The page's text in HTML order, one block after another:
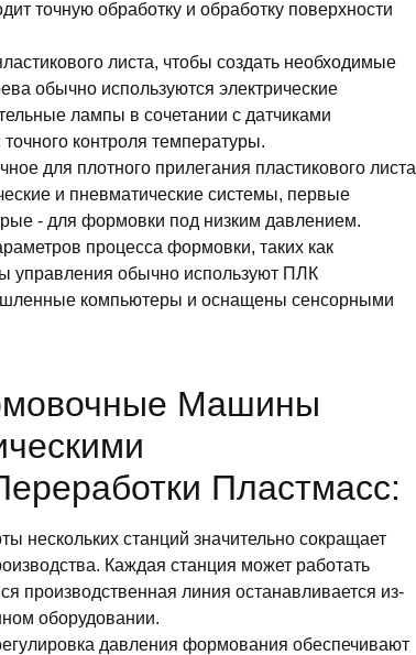
точную обработку и обработку поверхности
листа, чтобы создать необходимые
обычно используются электрические
лампы в сочетании с датчиками
контроля температуры.
для плотного прилегания пластикового листа
и пневматические системы, первые
- для формовки под низким давлением.
процесса формовки, таких как
управления обычно используют ПЛК
компьютеры и оснащены сенсорными
Машины
Пластмасс:
нескольких станций значительно сокращает
Каждая станция может работать
производственная линия останавливается из-
оборудовании.
давления формования обеспечивают